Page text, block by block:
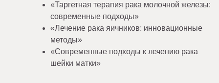
«Таргетная терапия рака молочной железы:
современные подходы»
«Лечение рака яичников: инновационные
методы»
«Современные подходы к лечению рака
шейки матки»